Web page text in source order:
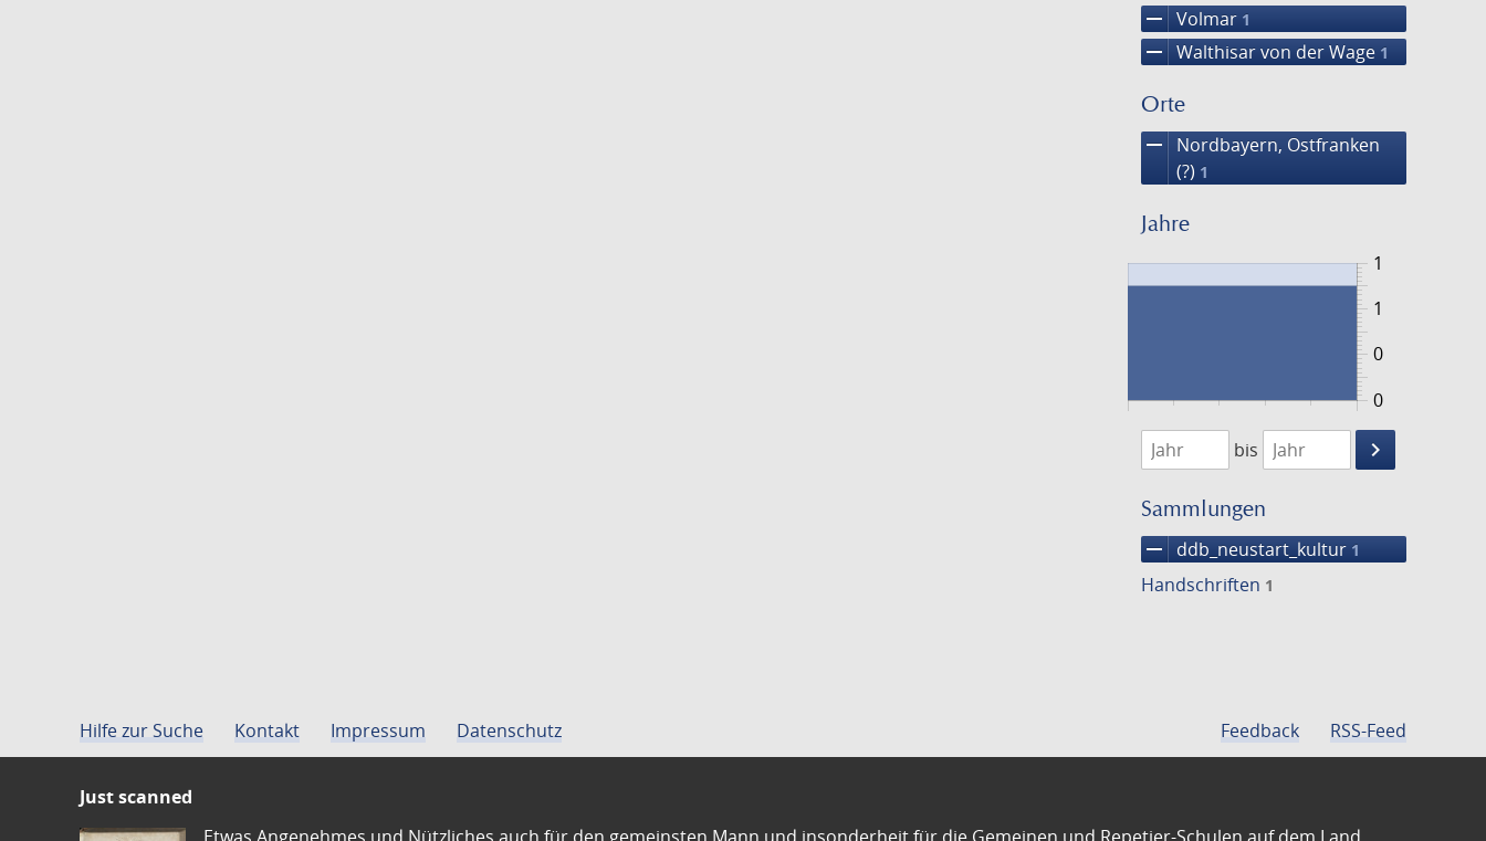
remove Volmar 1
remove Walthisar von der Wage 1
Orte
remove
Nordbayern, Ostfranken
(?) 1
Jahre
0
1
0
1
1474
1475
bis
keyboard_arrow_right
Suche
Sammlungen
remove ddb_neustart_kultur 1
Handschriften 1
Hilfe zur Suche Kontakt Impressum Datenschutz Feedback RSS-Feed
Just scanned